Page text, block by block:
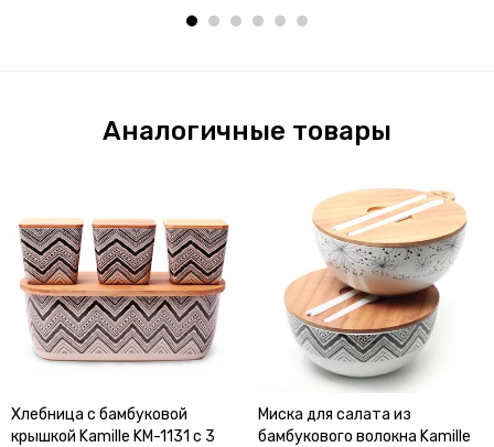
Аналогичные товары
Хлебница с бамбуковой
крышкой Kamille KM-1131 с 3
Миска для салата из
бамбукового волокна Kamille